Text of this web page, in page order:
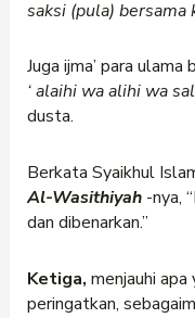
saksi (pula) bersama
Juga ijma’ para
‘alaihi wa alihi wa
dusta.
Berkata Syaikhul
Al-Wasithiyah-nya,
dan dibenarkan.”
Ketiga, menjauhi
peringatkan,